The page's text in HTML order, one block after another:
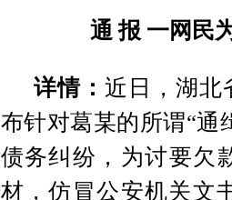
通 报 一网民
详情： 近日，湖北
布针对葛某的所谓“通
债务纠纷，为讨要欠
材，仿冒公安机关文